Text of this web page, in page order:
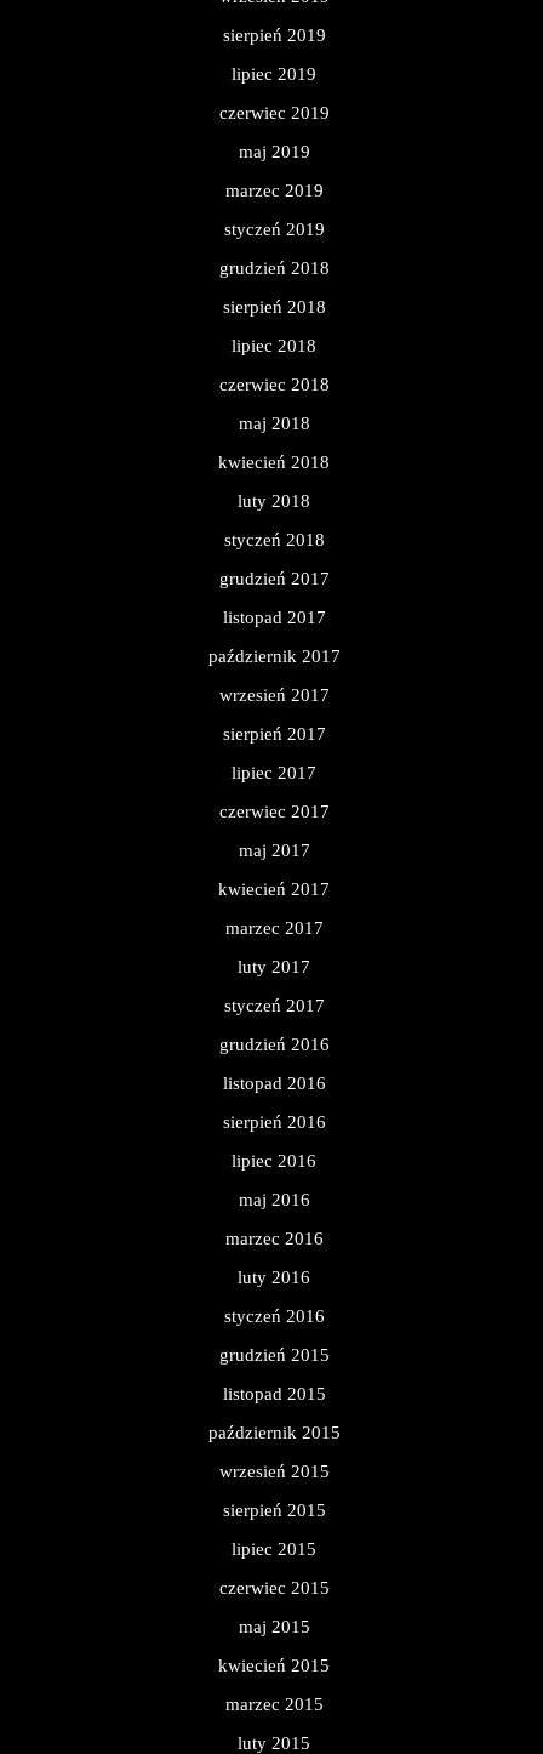
sierpień 2019
lipiec 2019
czerwiec 2019
maj 2019
marzec 2019
styczeń 2019
grudzień 2018
sierpień 2018
lipiec 2018
czerwiec 2018
maj 2018
kwiecień 2018
luty 2018
styczeń 2018
grudzień 2017
listopad 2017
październik 2017
wrzesień 2017
sierpień 2017
lipiec 2017
czerwiec 2017
maj 2017
kwiecień 2017
marzec 2017
luty 2017
styczeń 2017
grudzień 2016
listopad 2016
sierpień 2016
lipiec 2016
maj 2016
marzec 2016
luty 2016
styczeń 2016
grudzień 2015
listopad 2015
październik 2015
wrzesień 2015
sierpień 2015
lipiec 2015
czerwiec 2015
maj 2015
kwiecień 2015
marzec 2015
luty 2015